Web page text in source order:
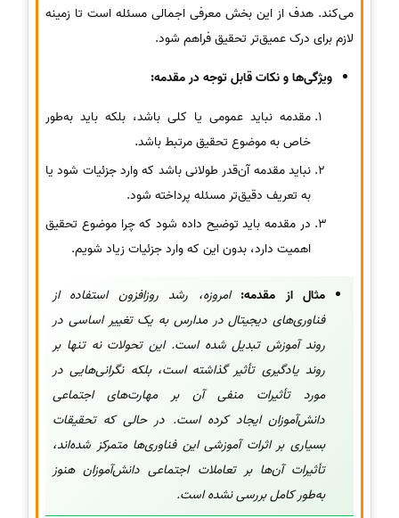
می‌کند. هدف از این بخش معرفی اجمالی مسئله است تا زمینه
لازم برای درک عمیق‌تر تحقیق فراهم شود.
ویژگی‌ها و نکات قابل توجه در مقدمه:
مقدمه نباید عمومی یا کلی باشد، بلکه باید به‌طور
خاص به موضوع تحقیق مرتبط باشد.
نباید مقدمه آن‌قدر طولانی باشد که وارد جزئیات شود یا
به تعریف دقیق‌تر مسئله پرداخته شود.
در مقدمه باید توضیح داده شود که چرا موضوع تحقیق
اهمیت دارد، بدون این که وارد جزئیات زیاد شویم.
مثال از مقدمه: امروزه، رشد روزافزون استفاده از
فناوری‌های دیجیتال در مدارس به یک تغییر اساسی در
روند آموزش تبدیل شده است. این تحولات نه تنها بر
روند یادگیری تأثیر گذاشته است، بلکه نگرانی‌هایی در
مورد تأثیرات منفی آن بر مهارت‌های اجتماعی
دانش‌آموزان ایجاد کرده است. در حالی که تحقیقات
بسیاری بر اثرات آموزشی این فناوری‌ها متمرکز شده‌اند،
تأثیرات آن‌ها بر تعاملات اجتماعی دانش‌آموزان هنوز
به‌طور کامل بررسی نشده است.